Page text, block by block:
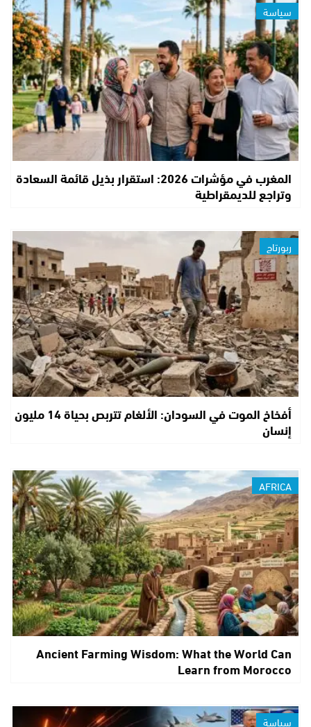
سياسة
المغرب في مؤشرات 2026: استقرار بذيل قائمة السعادة
وتراجع للديمقراطية
ربورتاج
أفخاخ الموت في السودان: الألغام تتربص بحياة 14 مليون
إنسان
AFRICA
Ancient Farming Wisdom: What the World Can
Learn from Morocco
سياسة